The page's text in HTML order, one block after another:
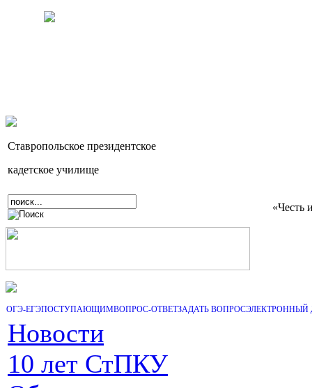
Ставропольское президентское
кадетское училище
«Честь
ОГЭ-ЕГЭПОСТУПАЮЩИМВОПРОС-ОТВЕТЗАДАТЬ ВОПРОСЭЛЕКТРОННЫЙ
Новости
10 лет СтПКУ